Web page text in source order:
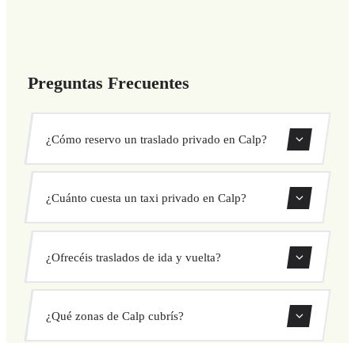
Preguntas Frecuentes
¿Cómo reservo un traslado privado en Calp?
Usa nuestro formulario de reserva para buscar y confirmar
tu traslado al instante. Elige recogida y destino, selecciona
¿Cuánto cuesta un taxi privado en Calp?
cerrado antes de salir. Sin cargos ocultos ni sorpresas.
Consulta tu precio al instante en el formulario.
¿Ofrecéis traslados de ida y vuelta?
directamente desde nuestro sistema de reservas.
¿Qué zonas de Calp cubrís?